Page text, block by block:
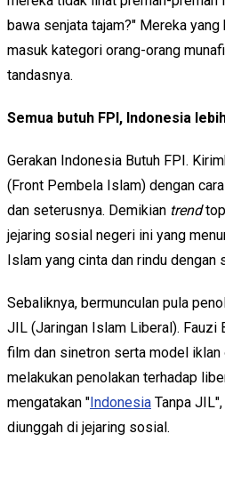
bawa senjata tajam?" Mereka
masuk kategori orang-orang
tandasnya.
Semua butuh FPI, Indonesia
Gerakan Indonesia Butuh FPI.
(Front Pembela Islam) dengan
dan seterusnya. Demikian trend
jejaring sosial negeri ini yang
Islam yang cinta dan rindu dengan
Sebaliknya, bermunculan pula
JIL (Jaringan Islam Liberal). Fauzi
film dan sinetron serta model
melakukan penolakan terhadap
mengatakan "Indonesia Tanpa
diunggah di jejaring sosial.